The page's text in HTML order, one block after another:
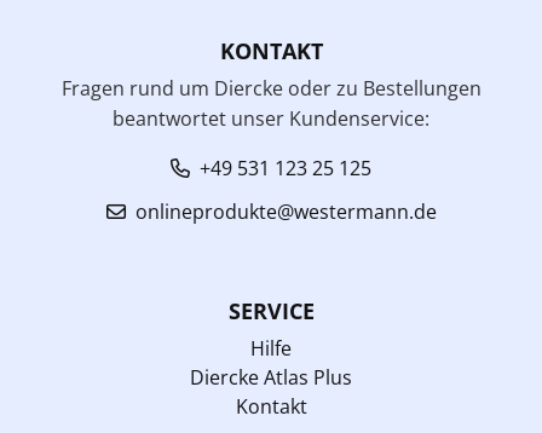
KONTAKT
Fragen rund um Diercke oder zu Bestellungen
beantwortet unser Kundenservice:
+49 531 123 25 125
onlineprodukte@westermann.de
SERVICE
Hilfe
Diercke Atlas Plus
Kontakt